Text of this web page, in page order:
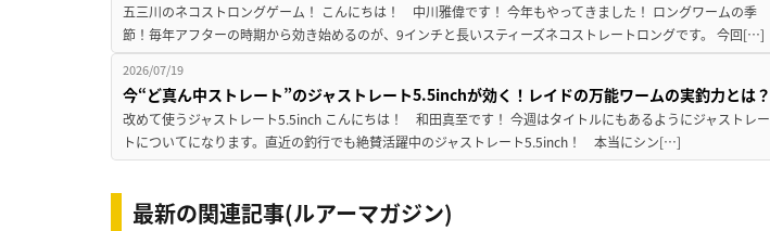
五三川のネコストロングゲーム！ こんにちは！ 中川雅偉です！ 今年もやってきました！ ロングワームの季
節！毎年アフターの時期から効き始めるのが、9インチと長いスティーズネコストレートロングです。 今回[…]
2026/07/19
今“ど真ん中ストレート”のジャストレート5.5inchが効く！レイドの万能ワームの実釣力とは？
改めて使うジャストレート5.5inch こんにちは！ 和田真至です！ 今週はタイトルにもあるようにジャストレー
トについてになります。直近の釣行でも絶賛活躍中のジャストレート5.5inch！ 本当にシン[…]
最新の関連記事(ルアーマガジン)